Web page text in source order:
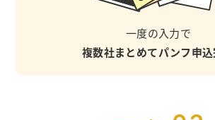
一度の入力で
複数社まとめてパンフ申